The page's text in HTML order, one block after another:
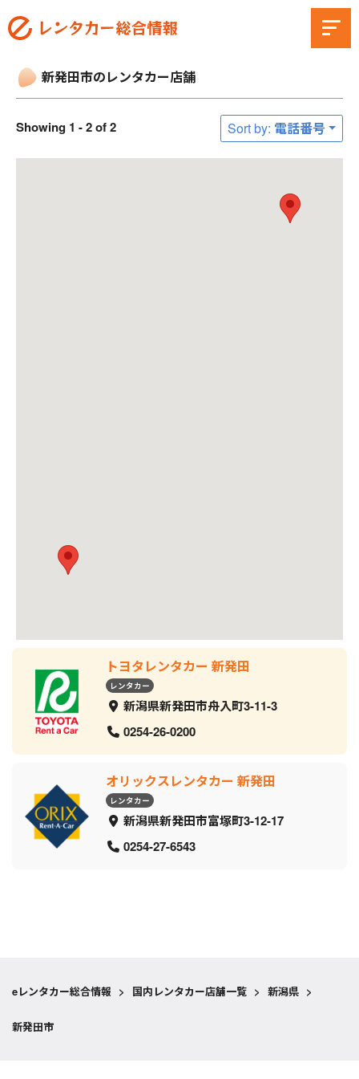
新発田市のレンタカー店舗
Showing 1 - 2 of 2 Sort by: 電話番号
トヨタレンタカー 新発田
レンタカー
新潟県新発田市舟入町3-11-3
0254-26-0200
オリックスレンタカー 新発田
レンタカー
新潟県新発田市富塚町3-12-17
0254-27-6543
eレンタカー総合情報 > 国内レンタカー店舗一覧 > 新潟県 >
新発田市